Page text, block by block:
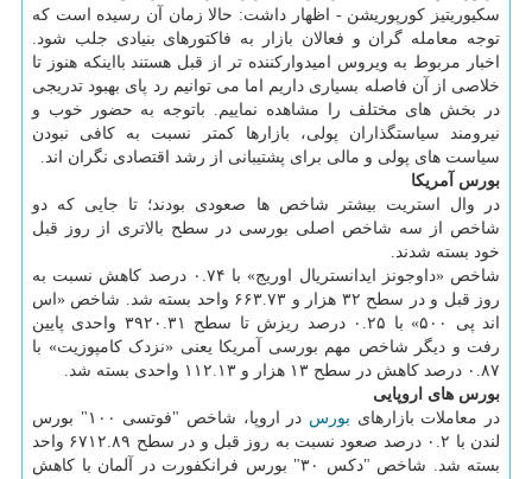
سکیوریتیز کورپوریشن - اظهار داشت: حالا زمان آن رسیده است که
توجه معامله گران و فعالان بازار به فاکتورهای بنیادی جلب شود.
اخبار مربوط به ویروس امیدوارکننده تر از قبل هستند بااینکه هنوز تا
خلاصی از آن فاصله بسیاری داریم اما می توانیم رد پای بهبود تدریجی
در بخش های مختلف را مشاهده نماییم. باتوجه به حضور خوب و
نیرومند سیاستگذاران پولی، بازارها کمتر نسبت به کافی نبودن
سیاست های پولی و مالی برای پشتیبانی از رشد اقتصادی نگران اند.
بورس آمریکا
در وال استریت بیشتر شاخص ها صعودی بودند؛ تا جایی که دو
شاخص از سه شاخص اصلی بورسی در سطح بالاتری از روز قبل
خود بسته شدند.
شاخص «داوجونز ایدانستریال اوریج» با ۰.۷۴ درصد کاهش نسبت به
روز قبل و در سطح ۳۲ هزار و ۶۶۳.۷۳ واحد بسته شد. شاخص «اس
اند پی ۵۰۰» با ۰.۲۵ درصد ریزش تا سطح ۳۹۲۰.۳۱ واحدی پایین
رفت و دیگر شاخص مهم بورسی آمریکا یعنی «نزدک کامپوزیت» با
۰.۸۷ درصد کاهش در سطح ۱۳ هزار و ۱۱۲.۱۳ واحدی بسته شد.
بورس های اروپایی
در معاملات بازارهای بورس
در اروپا، شاخص "فوتسی ۱۰۰" بورس
لندن با ۰.۲ درصد صعود نسبت به روز قبل و در سطح ۶۷۱۲.۸۹ واحد
بسته شد. شاخص "دکس ۳۰" بورس فرانکفورت در آلمان با کاهش